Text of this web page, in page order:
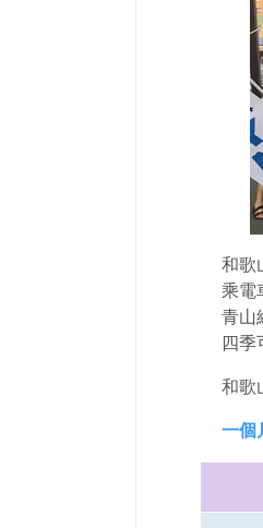
和歌
乘電
青山
四季
和歌
一個